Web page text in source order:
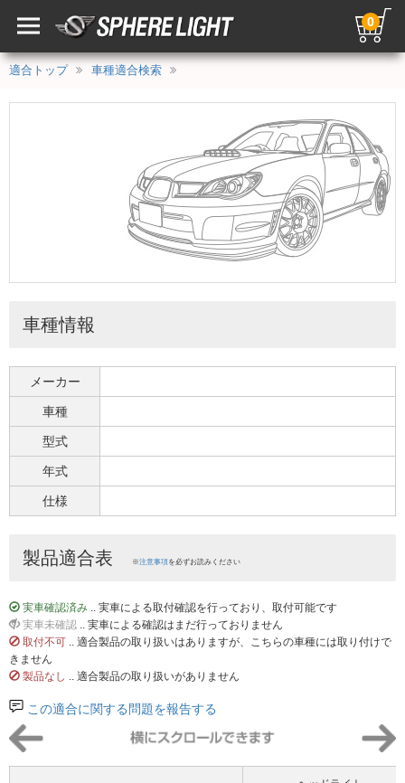
0
適合トップ 車種適合検索
車種情報
メーカー
車種
型式
年式
仕様
製品適合表 ※注意事項を必ずお読みください
実車確認済み .. 実車による取付確認を行っており、取付可能です
実車未確認 .. 実車による確認はまだ行っておりません
取付不可 .. 適合製品の取り扱いはありますが、こちらの車種には取り付けで
きません
製品なし .. 適合製品の取り扱いがありません
この適合に関する問題を報告する